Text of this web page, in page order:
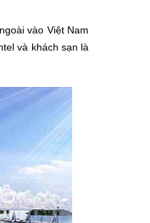
vào Việt Nam
và khách sạn là